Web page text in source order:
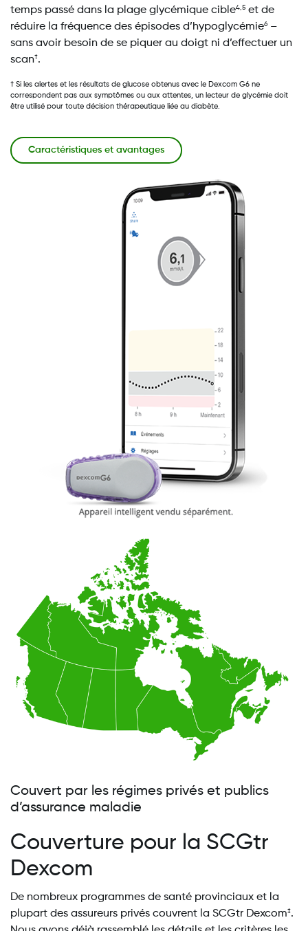
temps passé dans la plage glycémique cible4,5 et de
réduire la fréquence des épisodes d’hypoglycémie6 –
sans avoir besoin de se piquer au doigt ni d’effectuer un
scan†.
† Si les alertes et les résultats de glucose obtenus avec le Dexcom G6 ne
correspondent pas aux symptômes ou aux attentes, un lecteur de glycémie doit
être utilisé pour toute décision thérapeutique liée au diabète.
Caractéristiques et avantages
Couvert par les régimes privés et publics
d’assurance maladie
Couverture pour la SCGtr
Dexcom
De nombreux programmes de santé provinciaux et la
plupart des assureurs privés couvrent la SCGtr Dexcom‡.